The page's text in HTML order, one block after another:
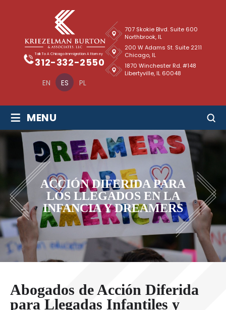
EN ES PL
Talk To A Chicago Immigration Attorney
312-332-2550
707 Skokie Blvd. Suite 600
Northbrook, IL
1870 Winchester Rd. #148
Libertyville, IL 60048
200 W Adams St. Suite 2211
Chicago, IL
≡ MENU
ACCIÓN DIFERIDA PARA
LOS LLEGADOS EN LA
INFANCIA Y DREAMERS
Abogados de Acción Diferida
para Llegadas Infantiles y